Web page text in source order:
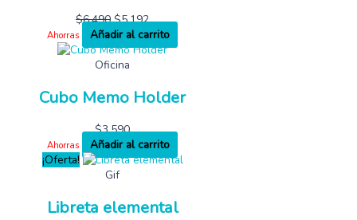
$6,490 $5,192
Ahorras
Añadir al carrito
Oficina
Cubo Memo Holder
$3,590
Ahorras
Añadir al carrito
¡Oferta!
Gif
Libreta elemental